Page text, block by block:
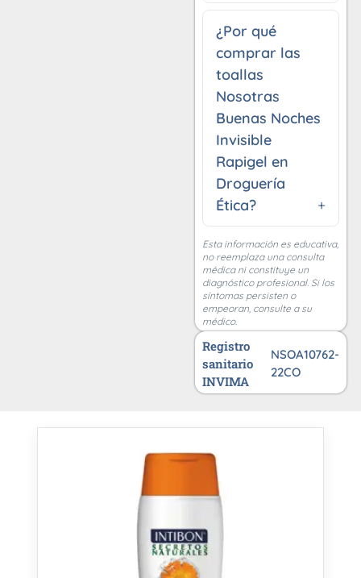
¿Por qué
comprar las
toallas
Nosotras
Buenas Noches
Invisible
Rapigel en
Droguería
Ética?
Esta información es educativa,
no reemplaza una consulta
médica ni constituye un
diagnóstico profesional. Si los
síntomas persisten o
empeoran, consulte a su
médico.
Registro
sanitario
INVIMA
NSOA10762-
22CO